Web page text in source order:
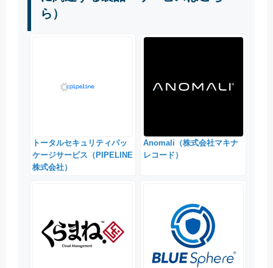
ら）
トータルセキュリティパッ
ケージサービス（PIPELINE
株式会社）
Anomali（株式会社マキナ
レコード）